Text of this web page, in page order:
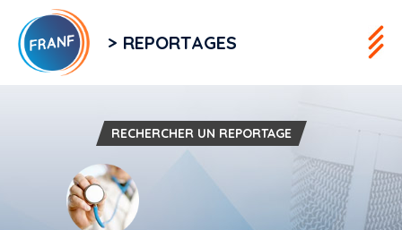
> REPORTAGES
RECHERCHER UN REPORTAGE